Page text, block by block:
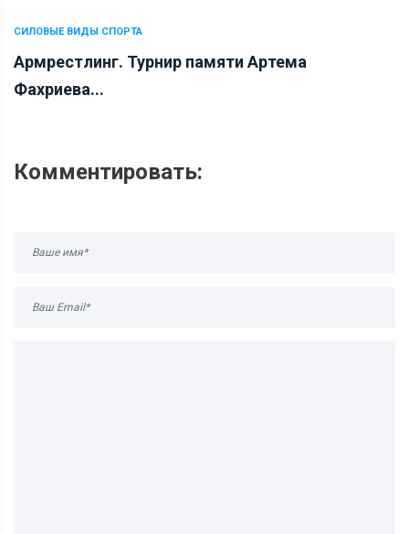
СИЛОВЫЕ ВИДЫ СПОРТА
Армрестлинг. Турнир памяти Артема
Фахриева...
Комментировать: